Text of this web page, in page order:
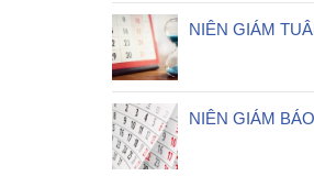
NIÊN GIÁM
NIÊN GIÁM